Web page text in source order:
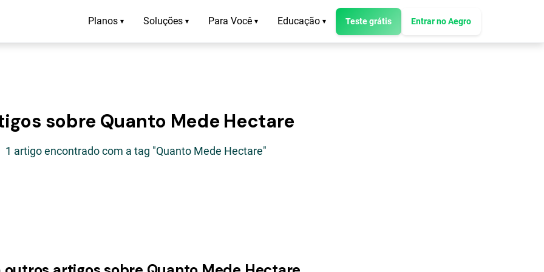
Planos ▾ Soluções ▾ Para Você ▾ Educação ▾ Teste grátis Entrar no Aegro
sobre Quanto Mede Hectare
1 artigo encontrado com a tag "Quanto Mede Hectare"